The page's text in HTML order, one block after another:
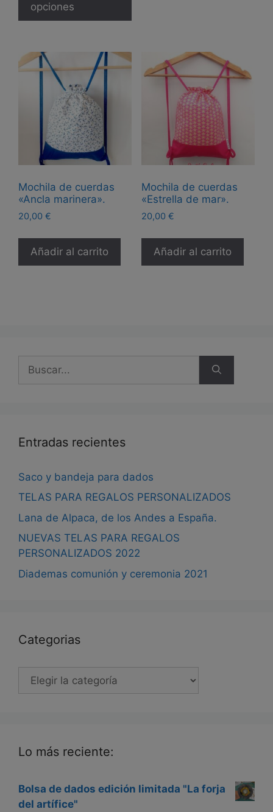
hasta
opciones
múltiples
Las
opciones
pueden
producto
Mochila de cuerdas
«Ancla marinera».
20,00 €
Añadir al carrito
Mochila de cuerdas
«Estrella de mar».
20,00 €
Añadir al carrito
Entradas recientes
Saco y bandeja para dados
TELAS PARA REGALOS PERSONALIZADOS
Lana de Alpaca, de los Andes a España.
NUEVAS TELAS PARA REGALOS
PERSONALIZADOS 2022
Diademas comunión y ceremonia 2021
Categorias
Categorias
Lo más reciente:
Bolsa de dados edición limitada "La forja
del artífice"